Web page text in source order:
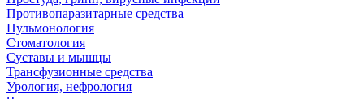
Противопаразитарные средства
Пульмонология
Стоматология
Суставы и мышцы
Трансфузионные средства
Урология, нефрология